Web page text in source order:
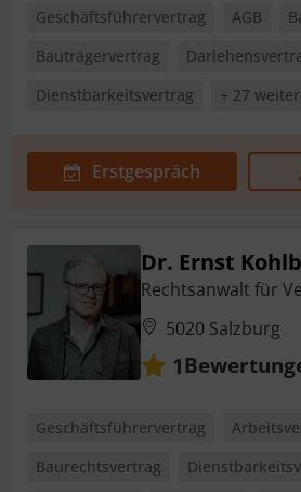
Geschäftsführervertrag AGB
Bauträgervertrag
Dienstbarkeitsvertrag
+ 27
Erstgespräch
Dr. Ernst
Rechtsanwalt für
5020 Salzburg
1
Geschäftsführervertrag
Baurechtsvertrag